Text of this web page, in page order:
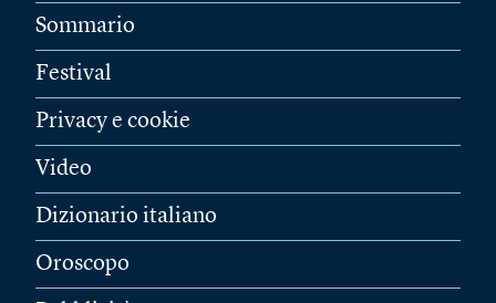
Sommario
Festival
Privacy e cookie
Video
Dizionario italiano
Oroscopo